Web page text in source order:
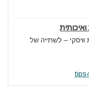
וויסקי – לשתייה של